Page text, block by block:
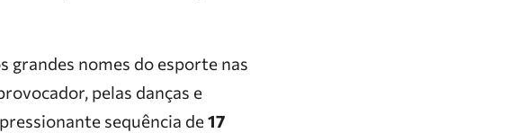
grandes nomes do esporte nas
pelas danças e
sequência de17